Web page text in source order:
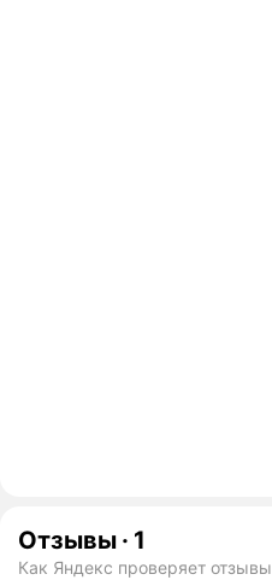
Отзывы · 1
Как Яндекс проверяет отзывы